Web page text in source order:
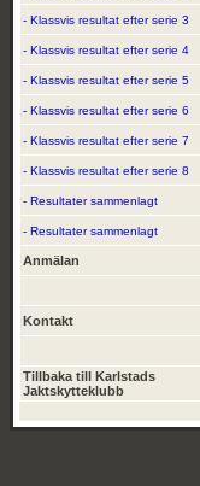
- Klassvis resultat efter serie 3
- Klassvis resultat efter serie 4
- Klassvis resultat efter serie 5
- Klassvis resultat efter serie 6
- Klassvis resultat efter serie 7
- Klassvis resultat efter serie 8
- Resultater sammenlagt
- Resultater sammenlagt
Anmälan
Kontakt
Tillbaka till Karlstads
Jaktskytteklubb